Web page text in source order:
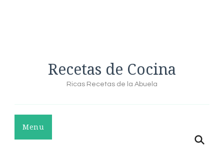
Recetas de Cocina
Ricas Recetas de la Abuela
Menu